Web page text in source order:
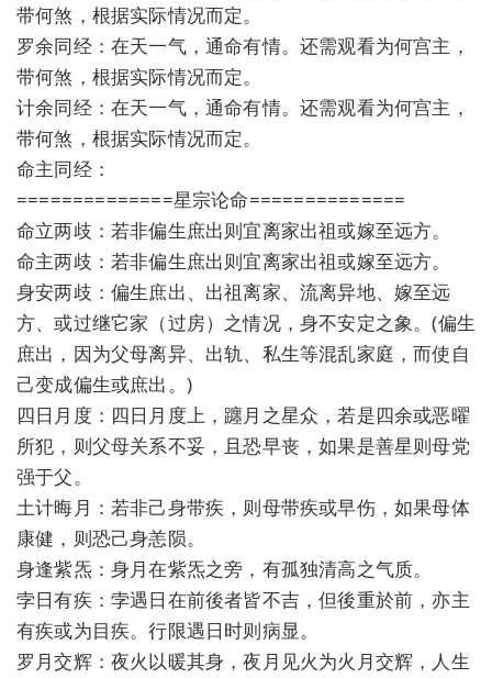
带何煞，根据实际情况而定。
罗余同经：在天一气，通命有情。还需观看为何宫主，
带何煞，根据实际情况而定。
计余同经：在天一气，通命有情。还需观看为何宫主，
带何煞，根据实际情况而定。
命主同经：
==============星宗论命==============
命立两歧：若非偏生庶出则宜离家出祖或嫁至远方。
命主两歧：若非偏生庶出则宜离家出祖或嫁至远方。
身安两歧：偏生庶出、出祖离家、流离异地、嫁至远
方、或过继它家（过房）之情况，身不安定之象。(偏生
庶出，因为父母离异、出轨、私生等混乱家庭，而使自
己变成偏生或庶出。)
四日月度：四日月度上，躔月之星众，若是四余或恶曜
所犯，则父母关系不妥，且恐早丧，如果是善星则母党
强于父。
土计晦月：若非己身带疾，则母带疾或早伤，如果母体
康健，则恐己身恙陨。
身逢紫炁：身月在紫炁之旁，有孤独清高之气质。
孛日有疾：孛遇日在前後者皆不吉，但後重於前，亦主
有疾或为目疾。行限遇日时则病显。
罗月交辉：夜火以暖其身，夜月见火为火月交辉，人生